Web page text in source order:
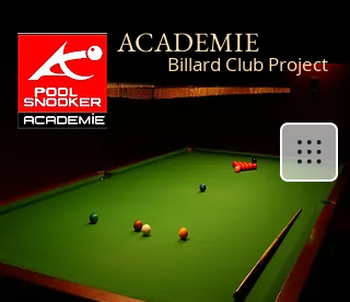
ACADEMIE
Billard Club Project